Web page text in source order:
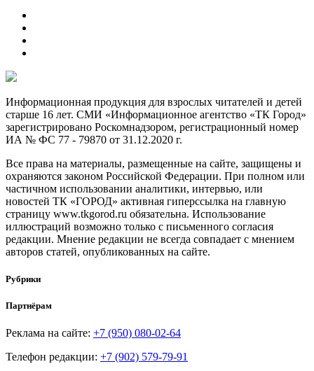
Информационная продукция для взрослых читателей и детей
старше 16 лет. СМИ «Информационное агентство «ТК Город»
зарегистрировано Роскомнадзором, регистрационный номер
ИА № ФС 77 - 79870 от 31.12.2020 г.
Все права на материалы, размещенные на сайте, защищены и
охраняются законом Российской Федерации. При полном или
частичном использовании аналитики, интервью, или
новостей ТК «ГОРОД» активная гиперссылка на главную
страницу www.tkgorod.ru обязательна. Использование
иллюстраций возможно только с письменного согласия
редакции. Мнение редакции не всегда совпадает с мнением
авторов статей, опубликованных на сайте.
Рубрики
Партнёрам
Реклама на сайте: +7 (950) 080-02-64
Телефон редакции: +7 (902) 579-79-91